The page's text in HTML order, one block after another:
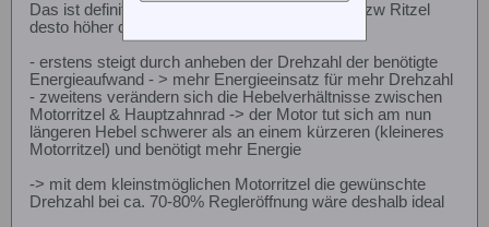
Das ist definitiv FALSCH - je größer Drehzahl bzw Ritzel
desto höher der Stromverbrauch !
- erstens steigt durch anheben der Drehzahl der benötigte
Energieaufwand - > mehr Energieeinsatz für mehr Drehzahl
- zweitens verändern sich die Hebelverhältnisse zwischen
Motorritzel & Hauptzahnrad -> der Motor tut sich am nun
längeren Hebel schwerer als an einem kürzeren (kleineres
Motorritzel) und benötigt mehr Energie
-> mit dem kleinstmöglichen Motorritzel die gewünschte
Drehzahl bei ca. 70-80% Regleröffnung wäre deshalb ideal